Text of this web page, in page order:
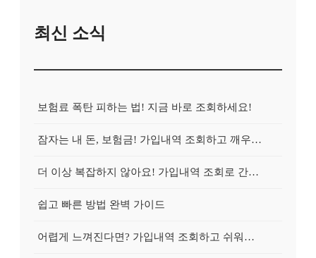
최신 소식
보험료 폭탄 피하는 법! 지금 바로 조회하세요!
잠자는 내 돈, 보험금! 가입내역 조회하고 깨우는 방법
더 이상 복잡하지 않아요! 가입내역 조회로 간편하게 청구!
쉽고 빠른 방법 완벽 가이드
어렵게 느껴진다면? 가입내역 조회하고 쉬워지는 마법!